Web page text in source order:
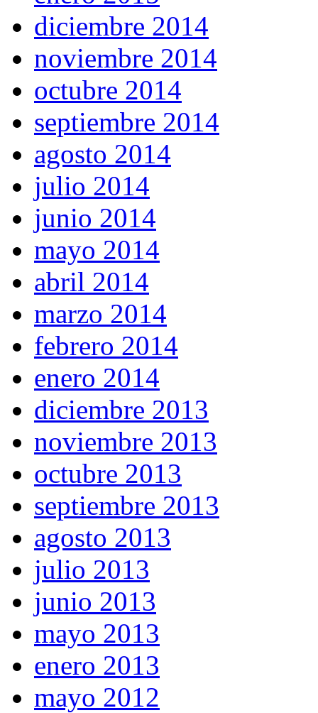
diciembre 2014
noviembre 2014
octubre 2014
septiembre 2014
agosto 2014
julio 2014
junio 2014
mayo 2014
abril 2014
marzo 2014
febrero 2014
enero 2014
diciembre 2013
noviembre 2013
octubre 2013
septiembre 2013
agosto 2013
julio 2013
junio 2013
mayo 2013
enero 2013
mayo 2012